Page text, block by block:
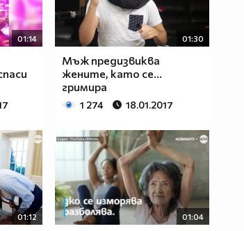
01:14 01:30
Мъж предизвиква
жените, като се...
гримира
1 274 18.01.2017
01:12 01:04